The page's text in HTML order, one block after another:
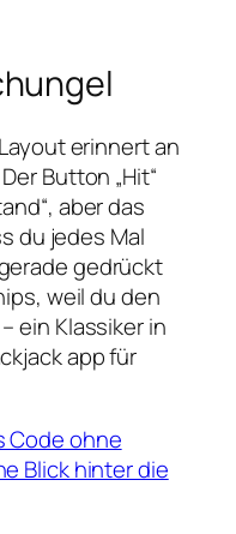
erinnert an
Button „Hit“
aber das
du jedes Mal
gedrückt
weil du den
ein Klassiker in
app für
Code ohne
Blick hinter die